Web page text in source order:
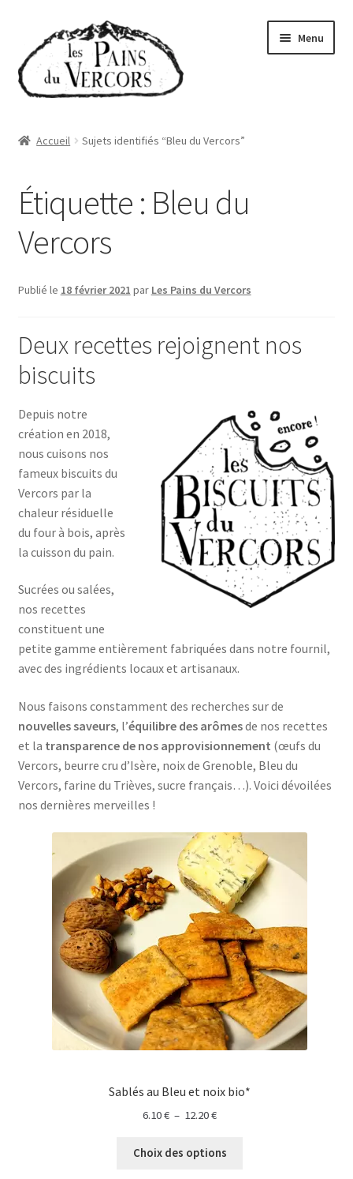
la
navigation
contenu
Menu
Abonnements
Qui sommes-nous
Où trouver nos pains
Accueil Sujets identifiés “Bleu du Vercors”
Étiquette : Bleu du
Vercors
Publié le 18 février 2021 par Les Pains du Vercors
Deux recettes rejoignent nos
biscuits
Depuis notre
création en 2018,
nous cuisons nos
fameux biscuits du
Vercors par la
chaleur résiduelle
du four à bois, après
la cuisson du pain.
Sucrées ou salées,
nos recettes
constituent une
petite gamme entièrement fabriquées dans notre fournil,
avec des ingrédients locaux et artisanaux.
Nous faisons constamment des recherches sur de
nouvelles saveurs, l’équilibre des arômesde nos recettes
et la transparence de nos approvisionnement (œufs du
Vercors, beurre cru d’Isère, noix de Grenoble, Bleu du
Vercors, farine du Trièves, sucre français…). Voici dévoilées
nos dernières merveilles !
Sablés au Bleu et noix bio*
6.10€ – 12.20€Plage
prix :
Choix des options